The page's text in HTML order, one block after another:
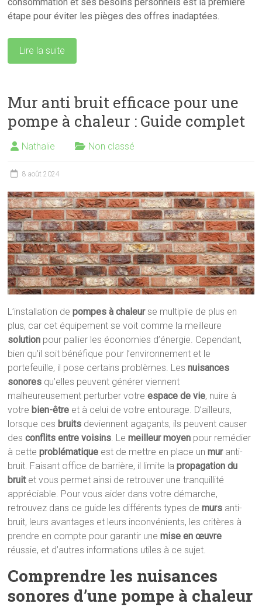
étape pour éviter les pièges des offres inadaptées.
Lire la suite
Mur anti bruit efficace pour une
pompe à chaleur : Guide complet
Nathalie Non classé
8 août 2024
L’installation depompes à chaleurse multiplie de plus en
plus, car cet équipement se voit comme la meilleure
solution pour pallier les économies d’énergie. Cependant,
bien qu’il soit bénéfique pour l’environnement et le
portefeuille, il pose certains problèmes. Lesnuisances
sonores qu’elles peuvent générer viennent
malheureusement perturber votreespace de vie, nuire à
votre bien-être et à celui de votre entourage. D’ailleurs,
lorsque ces bruits deviennent agaçants, ils peuvent causer
desconflits entre voisins . Le meilleur moyen pour remédier
à cetteproblématique est de mettre en place unmuranti-
bruit. Faisant office de barrière, il limite lapropagation du
bruitet vous permet ainsi de retrouver une tranquillité
appréciable. Pour vous aider dans votre démarche,
retrouvez dans ce guide les différents types demurs anti-
bruit, leurs avantages et leurs inconvénients, les critères à
prendre en compte pour garantir unemise en œuvre
réussie, et d’autres informations utiles à ce sujet.
Comprendre les nuisances
sonores d’une pompe à chaleur